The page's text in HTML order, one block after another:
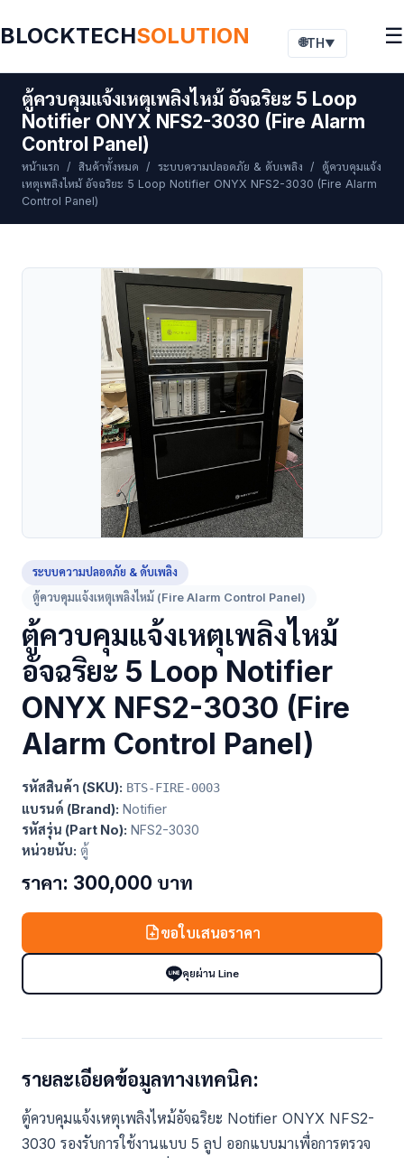
BLOCKTECHSOLUTION 🌐TH ▼ ☰
ตู้ควบคุมแจ้งเหตุเพลิงไหม้ อัจฉริยะ 5 Loop
Notifier ONYX NFS2-3030 (Fire Alarm
Control Panel)
หน้าแรก / สินค้าทั้งหมด / ระบบความปลอดภัย & ดับเพลิง / ตู้ควบคุมแจ้ง
เหตุเพลิงไหม้ อัจฉริยะ 5 Loop Notifier ONYX NFS2-3030 (Fire Alarm
Control Panel)
ระบบความปลอดภัย & ดับเพลิง
ตู้ควบคุมแจ้งเหตุเพลิงไหม้ (Fire Alarm Control Panel)
ตู้ควบคุมแจ้งเหตุเพลิงไหม้
อัจฉริยะ 5 Loop Notifier
ONYX NFS2-3030 (Fire
Alarm Control Panel)
รหัสสินค้า (SKU): BTS-FIRE-0003
แบรนด์ (Brand): Notifier
รหัสรุ่น (Part No): NFS2-3030
หน่วยนับ: ตู้
ราคา: 300,000 บาท
ขอใบเสนอราคา
คุยผ่าน Line
รายละเอียดข้อมูลทางเทคนิค:
ตู้ควบคุมแจ้งเหตุเพลิงไหม้อัจฉริยะ Notifier ONYX NFS2-
3030 รองรับการใช้งานแบบ 5 ลูป ออกแบบมาเพื่อการตรวจ